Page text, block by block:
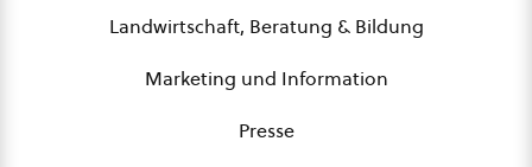
Landwirtschaft, Beratung & Bildung
Marketing und Information
Presse